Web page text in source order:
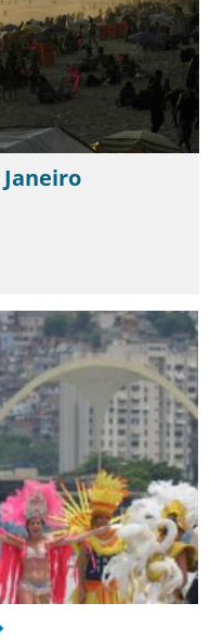
Janeiro